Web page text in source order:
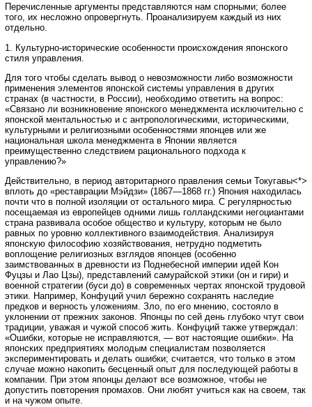
Перечисленные аргументы представляются нам спорными; более
того, их несложно опровергнуть. Проанализируем каждый из них
отдельно.
1. Культурно-исторические особенности происхождения японского
стиля управления.
Для того чтобы сделать вывод о невозможности либо возможности
применения элементов японской системы управления в других
странах (в частности, в России), необходимо ответить на вопрос:
«Связано ли возникновение японского менеджмента исключительно с
японской ментальностью и с антропологическими, историческими,
культурными и религиозными особенностями японцев или же
национальная школа менеджмента в Японии является
преимущественно следствием рационального подхода к
управлению?»
Действительно, в период авторитарного правления семьи Токугавы<*>
вплоть до «реставрации Мэйдзи» (1867—1868 гг.) Япония находилась
почти что в полной изоляции от остального мира. С регулярностью
посещаемая из европейцев одними лишь голландскими негоциантами
страна развивала особое общество и культуру, которым не было
равных по уровню коллективного взаимодействия. Анализируя
японскую философию хозяйствования, нетрудно подметить
воплощение религиозных взглядов японцев (особенно
заимствованных в древности из Поднебесной империи идей Кон
Фуцзы и Лао Цзы), представлений самурайской этики (он и гири) и
военной стратегии (буси до) в современных чертах японской трудовой
этики. Например, Конфуций учил бережно сохранять наследие
предков и верность уложениям. Зло, по его мнению, состояло в
уклонении от прежних законов. Японцы по сей день глубоко чтут свои
традиции, уважая и чужой способ жить. Конфуций также утверждал:
«Ошибки, которые не исправляются, — вот настоящие ошибки». На
японских предприятиях молодым специалистам позволяется
экспериментировать и делать ошибки; считается, что только в этом
случае можно накопить бесценный опыт для последующей работы в
компании. При этом японцы делают все возможное, чтобы не
допустить повторения промахов. Они любят учиться как на своем, так
и на чужом опыте.